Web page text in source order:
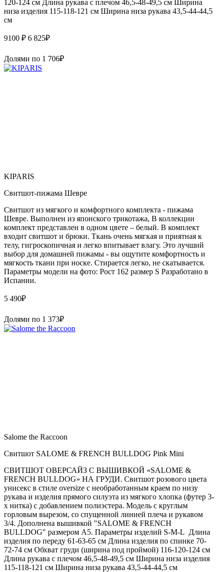
120-124 см Длина рукава с плечом 46,5-48-49,5 см Ширина
низа изделия 115-118-121 см Ширина низа рукава 43,5-44-44,5
см
9100 ₽ 6 825₽
Долями по 1 706₽
KIPARIS
Свитшот-пижама Шевре
Свитшот из мягкого и комфортного комплекта - пижама
Шевре. Выполнен из японского трикотажа, В коллекции
комплект представлен в одном цвете – белый. В комплект
входит свитшот и брюки. Ткань очень мягкая и приятная к
телу, гигроскопичная и легко впитывает влагу. Это лучший
выбор для домашней пижамы - вы ощутите комфортность и
мягкость ткани при носке. Стирается легко, не скатывается.
Параметры модели на фото: Рост 162 размер S Paзpaботaно в
Иcпaнии.
5 490₽
Долями по 1 373₽
Salome the Raccoon
Свитшот SALOME & FRENCH BULLDOG Pink Mini
СВИТШОТ ОВЕРСАЙЗ С ВЫШИВКОЙ «SALOME &
FRENCH BULLDOG» НА ГРУДИ. Свитшот розового цвета
унисекс в стиле oversize с необработанным краем по низу
рукава и изделия прямого силуэта из мягкого хлопка (футер 3-
х нитка) с добавлением полиэстера. Модель с круглым
горловым вырезом, со спущенной линией плеча и рукавом
3/4. Дополнена вышивкой "SALOME & FRENCH
BULLDOG" размером А5. Параметры изделий S-M-L Длина
изделия по переду 61-63-65 см Длина изделия по спинке 70-
72-74 см Обхват груди (ширина под проймой) 116-120-124 см
Длина рукава с плечом 46,5-48-49,5 см Ширина низа изделия
115-118-121 см Ширина низа рукава 43,5-44-44,5 см